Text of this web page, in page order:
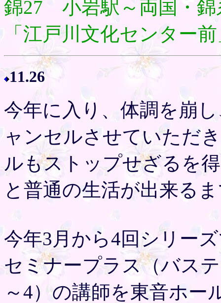
錦27 小岩駅～両国・錦
「江戸川文化センター
11.26
今年に入り、体調を崩
ャンセルさせていただ
ルもストップせざるを
と普通の生活が出来る
今年3月から4回シリー
セミナープラス（バス
～4）の講師を東音ホー